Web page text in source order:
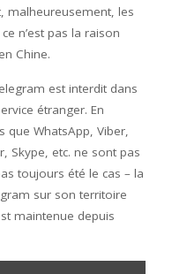
malheureusement, les
n’est pas la raison
Chine.
est interdit dans
étranger. En
que WhatsApp, Viber,
Skype, etc. ne sont pas
toujours été le cas – la
sur son territoire
maintenue depuis